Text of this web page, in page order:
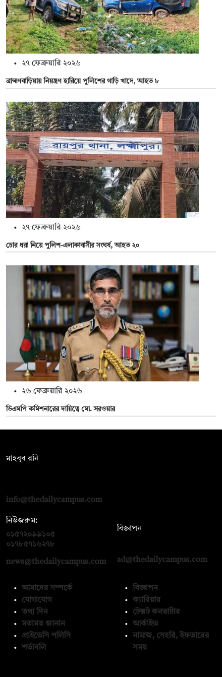
২৭ ফেব্রুয়ারি ২০২৬
ব্রাহ্মণবাড়িয়ায় নিয়ন্ত্রণ হারিয়ে পুলিশের গাড়ি খাদে, আহত ৮
২৭ ফেব্রুয়ারি ২০২৬
চোর ধরা নিয়ে পুলিশ-এলাকাবাসীর সংঘর্ষ, আহত ২০
২৬ ফেব্রুয়ারি ২০২৬
ডিএমপি কমিশনারের দায়িত্বে মো. সরওয়ার
মাহবুব রনি
info@thedailycampus.com
নিউজরুম:
০১৫৭২০৯৯১০৫
০১৭৮৫৭১৬২৭৮
news@thedailycampus.com
বিজ্ঞাপন
ad@thedailycampus.com
আমাদের সম্পর্কে
যোগাযোগ
তথ্য দিন
মতামত জানান
প্রাইভেসি পলিসি
শর্তাবলি
বিজ্ঞাপন
ক্যারিয়ার
টেক্সট কনভার্টার
আর্কাইভ
নামাজ, সেহরি, ইফতারের
সময়